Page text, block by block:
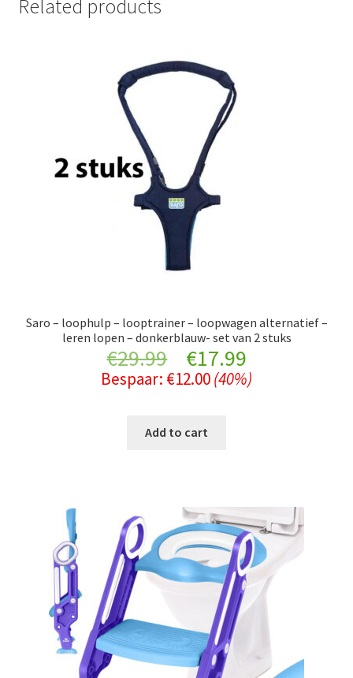
Related products
Saro – loophulp – looptrainer – loopwagen alternatief –
leren lopen – donkerblauw- set van 2 stuks
€29.99
Original
price
was:
€17.99Current
price
Bespaar: €12.00(40%)
Add to cart